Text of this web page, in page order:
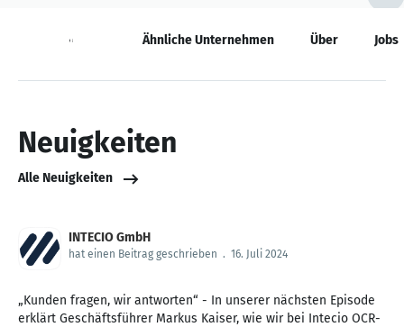
Neuigkeiten Ähnliche Unternehmen Über Jobs
Neuigkeiten
Alle Neuigkeiten
INTECIO GmbH
hat einen Beitrag geschrieben . 16. Juli 2024
„Kunden fragen, wir antworten“ - In unserer nächsten Episode
erklärt Geschäftsführer Markus Kaiser, wie wir bei Intecio OCR-